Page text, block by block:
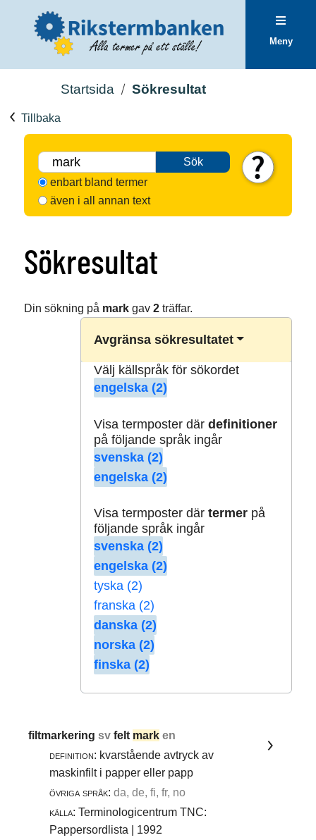
Meny
Startsida Sökresultat
Tillbaka
Sök
enbart bland termer
även i all annan text
Sökresultat
Din sökning på markgav 2träffar.
Avgränsa sökresultatet
Välj källspråk för sökordet
engelska (2)
Visa termposter där definitioner
på följande språk ingår
svenska (2)
engelska (2)
Visa termposter där termerpå
följande språk ingår
svenska (2)
engelska (2)
tyska (2)
franska (2)
danska (2)
norska (2)
finska (2)
filtmarkeringsvfelt mark en
definition: kvarstående avtryck av
maskinfilt i papper eller papp
övriga språk: da, de, fi, fr, no
källa: Terminologicentrum TNC:
Pappersordlista | 1992